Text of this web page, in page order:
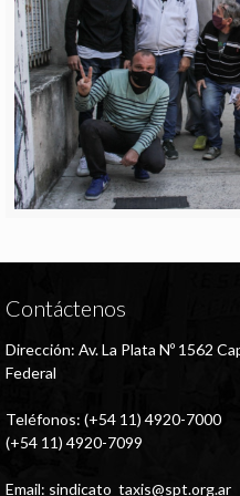
Contáctenos
Dirección: Av. La Plata Nº 1562
Federal
Teléfonos: (+54 11) 4920-7000
(+54 11) 4920-7099
Email: sindicato_taxis@spt.org.ar